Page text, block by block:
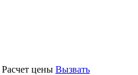
Расчет цены Вызвать